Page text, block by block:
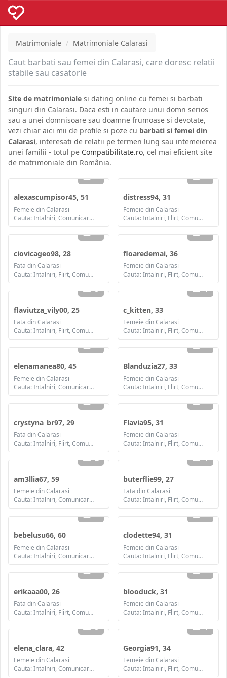
Matrimoniale Matrimoniale Calarasi
Caut barbati sau femei din Calarasi, care doresc relatii
stabile sau casatorie
Site de matrimoniale si dating online cu femei si barbati
singuri din Calarasi. Daca esti in cautare unui domn serios
sau a unei domnisoare sau doamne frumoase si devotate,
vezi chiar aici mii de profile si poze cu barbati si femei din
Calarasi, interesati de relatii pe termen lung sau intemeierea
unei familii - totul pe Compatibilitate.ro, cel mai eficient site
de matrimoniale din România.
2
alexascumpisor45, 51
Femeie din Calarasi
Cauta: Intalniri, Comunicare / chat, Prietenie
2
distress94, 31
Femeie din Calarasi
Cauta: Intalniri, Flirt, Comunicare / chat, Prietenie, Casatorie
2
ciovicageo98, 28
Fata din Calarasi
Cauta: Intalniri, Flirt, Comunicare / chat, Prietenie, Casatorie
3
floaredemai, 36
Femeie din Calarasi
Cauta: Intalniri, Flirt, Comunicare / chat, Prietenie, Casatorie
3
flaviutza_vily00, 25
Fata din Calarasi
Cauta: Intalniri, Flirt, Comunicare / chat, Prietenie, Casatorie
1
c_kitten, 33
Femeie din Calarasi
Cauta: Intalniri, Flirt, Comunicare / chat, Prietenie, Casatorie
2
elenamanea80, 45
Femeie din Calarasi
Cauta: Intalniri, Comunicare / chat, Prietenie, Casatorie
1
Blanduzia27, 33
Femeie din Calarasi
Cauta: Intalniri, Flirt, Comunicare / chat, Prietenie, Casatorie
2
crystyna_br97, 29
Fata din Calarasi
Cauta: Intalniri, Flirt, Comunicare / chat, Prietenie, Casatorie
1
Flavia95, 31
Femeie din Calarasi
Cauta: Intalniri, Flirt, Comunicare / chat, Prietenie, Casatorie
2
am3llia67, 59
Femeie din Calarasi
Cauta: Intalniri, Comunicare / chat, Prietenie
1
buterflie99, 27
Fata din Calarasi
Cauta: Intalniri, Flirt, Comunicare / chat, Prietenie, Casatorie
3
bebelusu66, 60
Femeie din Calarasi
Cauta: Intalniri, Comunicare / chat, Prietenie
2
clodette94, 31
Femeie din Calarasi
Cauta: Intalniri, Flirt, Comunicare / chat, Prietenie, Casatorie
3
erikaaa00, 26
Fata din Calarasi
Cauta: Intalniri, Flirt, Comunicare / chat, Prietenie, Casatorie
3
blooduck, 31
Femeie din Calarasi
Cauta: Intalniri, Flirt, Comunicare / chat, Prietenie, Casatorie
3
elena_clara, 42
Femeie din Calarasi
Cauta: Intalniri, Comunicare / chat, Prietenie, Casatorie
1
Georgia91, 34
Femeie din Calarasi
Cauta: Intalniri, Flirt, Comunicare / chat, Prietenie, Casatorie